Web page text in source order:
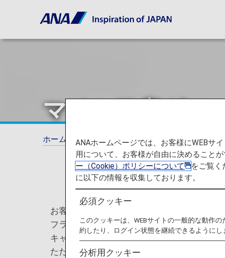
マイル口座グル
ホーム ANAマイレージクラブ マイル口座グ
お客様のマイル口座に積算されるマイルは
フライトやライフソリューションサービス
キャンペーンなどで積算されるマイルは、
ただける特典と各種お手続きが異なります
ANAホームページでは、お客様にWEBサ
用について、お客様が自由に決めること
ー（Cookie）ポリシーについて
をご覧
に以下の情報を収集しております。
必須クッキー
このクッキーは、WEBサイトの一般的な動作
約したり、ログイン状態を継続できるようにし
分析用クッキー